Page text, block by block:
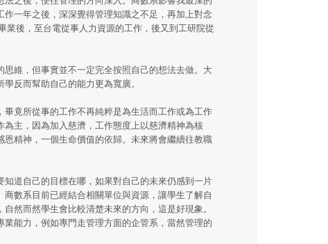
一年之後，深深覺得管理知識之不足，再加上對念
後，至台電從事人力資源的工作，後又到工研院從
維，但事實並不一定完全按照自己的想法去做。大
反而幫助自己的能力更為寬廣。
竟所從事的工作不再純粹是為生活而工作或為工作
主，因為加入慈濟，工作態度上以慈濟精神為核
精神，一個生命價值的依歸。未來將會繼續往教職
道自己的目標在哪，如果對自己的未來仍感到一片
數系目前已經結合相關單位與資源，讓學生了解自
然而然學生會比較清楚未來的方向，這是好現象。
能力，例如專門走管理方面的企管系，當然管理的